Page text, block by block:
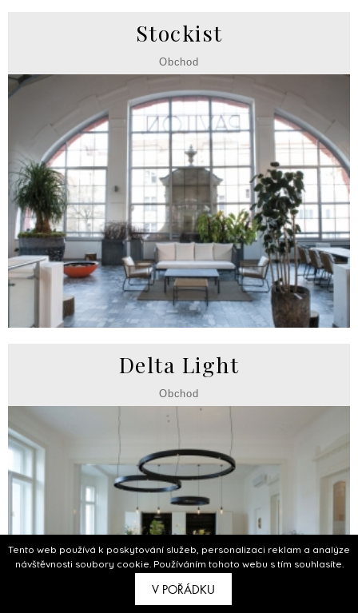
Tento web používá k poskytování služeb, personalizaci reklam a analýze
návštěvnosti soubory cookie. Používáním tohoto webu s tím souhlasíte.
V POŘÁDKU
Stockist
Obchod
Delta Light
Obchod